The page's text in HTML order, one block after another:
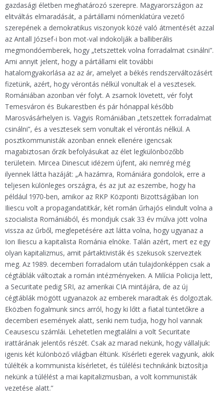
gazdasági életben meghatározó szerepre. Magyarországon az
elitváltás elmaradását, a pártállami nómenklatúra vezető
szerepének a demokratikus viszonyok közé való átmentését azzal
az Antall József-i bon mot-val indokolják a balliberális
megmondóemberek, hogy „tetszettek volna forradalmat csinálni”.
Ami annyit jelent, hogy a pártállami elit további
hatalomgyakorlása az az ár, amelyet a békés rendszerváltozásért
fizetünk, azért, hogy vérontás nélkül vonultak el a vesztesek.
Romániában azonban vér folyt. A zsarnok lövetett, vér folyt
Temesváron és Bukarestben és pár hónappal később
Marosvásárhelyen is. Vagyis Romániában „tetszettek forradalmat
csinálni”, és a vesztesek sem vonultak el vérontás nélkül. A
posztkommunisták azonban ennek ellenére igencsak
magabiztosan őrzik befolyásukat az élet legkülönbözőbb
területein. Mircea Dinescut idézem újfent, aki nemrég még
ilyennek látta hazáját: „A hazámra, Romániára gondolok, erre a
teljesen különleges országra, és az jut az eszembe, hogy ha
például 1970-ben, amikor az RKP Központi Bizottságában Ion
Iliescu volt a propagandatitkár, két román űrhajós elindult volna a
szocialista Romániából, és mondjuk csak 33 év múlva jött volna
vissza az űrből, meglepetésére azt látta volna, hogy ugyanaz a
Ion Iliescu a kapitalista Románia elnöke. Talán azért, mert ez egy
olyan kapitalizmus, amit pártaktivisták és szekusok szerveztek
meg. Az 1989. decemberi forradalom után tulajdonképpen csak a
cégtáblák változtak a román intézményeken. A Milícia Policija lett,
a Securitate pedig SRI, az amerikai CIA mintájára, de az új
cégtáblák mögött ugyanazok az emberek maradtak és dolgoztak.
Eközben fogalmunk sincs arról, hogy ki lőtt a fiatal tüntetőkre a
decemberi események alatt, senki nem tudja, hogy hol vannak
Ceausescu számlái. Lehetetlen megtalálni a volt Securitate
irattárának jelentős részét. Csak az marad nekünk, hogy vállaljuk:
igenis két különböző világban éltünk. Kísérleti egerek vagyunk, akik
túlélték a kommunista kísérletet, és túlélési technikánk biztosítja
nekünk a túlélést a mai kapitalizmusban, a volt kommunisták
vezetése alatt.”